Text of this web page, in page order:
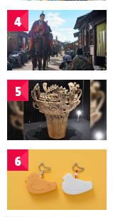
4
5
6